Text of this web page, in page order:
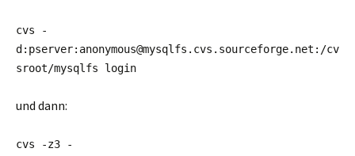
cvs -
d:pserver:anonymous@mysqlfs.cvs.sourceforge.net:/cv
sroot/mysqlfs login
und dann:
cvs -z3 -